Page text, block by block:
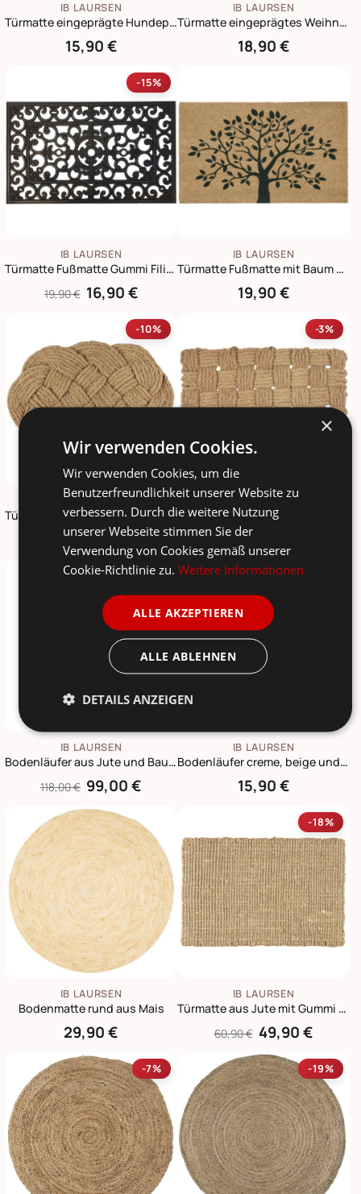
IB LAURSEN
Türmatte eingeprägte Hundepfoten
15,90 €
IB LAURSEN
Türmatte eingeprägtes Weihnachtshaus, Fußmatte Weihnachten
18,90 €
-15%
IB LAURSEN
Türmatte Fußmatte Gummi Filigran
19,90 € 16,90 €
IB LAURSEN
Türmatte Fußmatte mit Baum Motiv, Kokos
19,90 €
-10%
IB LAURSEN
Türmatte Ozean aus Kokosfasern
40,90 € 36,90 €
-3%
IB LAURSEN
36,90 €
-16%
IB LAURSEN
Bodenläufer aus Jute und Baumwolle
118,00 € 99,00 €
IB LAURSEN
Bodenläufer creme, beige und olivengrüne Streifen
15,90 €
IB LAURSEN
Bodenmatte rund aus Mais
29,90 €
-18%
IB LAURSEN
Türmatte aus Jute mit Gummi auf der Rückseite
60,90 € 49,90 €
-7% -19%
×
Wir verwenden Cookies.
Wir verwenden Cookies, um die
Benutzerfreundlichkeit unserer Website zu
verbessern. Durch die weitere Nutzung
unserer Webseite stimmen Sie der
Verwendung von Cookies gemäß unserer
Cookie-Richtlinie zu. Weitere Informationen
ALLE AKZEPTIEREN
ALLE ABLEHNEN
DETAILS ANZEIGEN